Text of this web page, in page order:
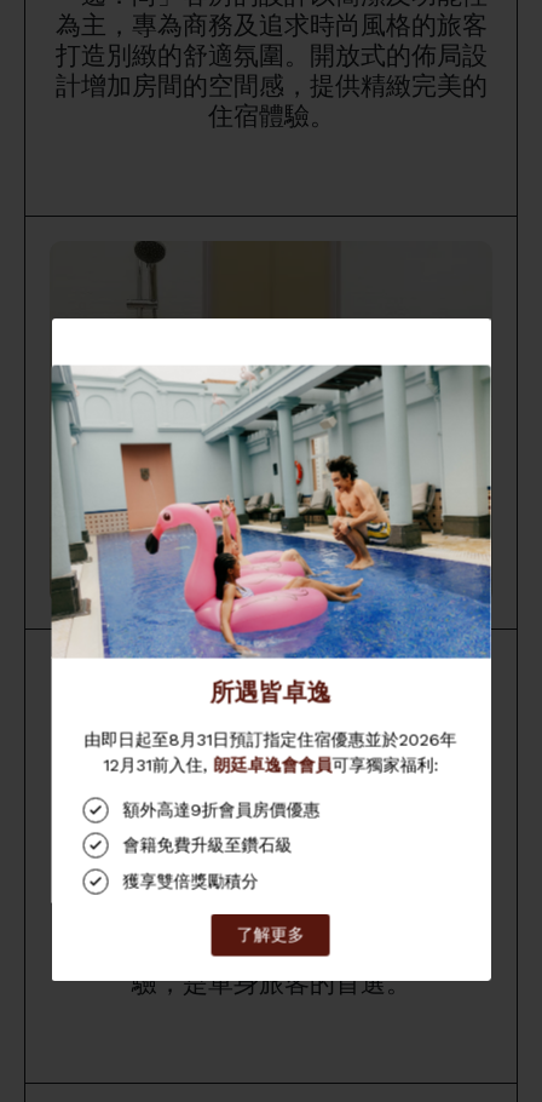
為主，專為商務及追求時尚風格的旅客
打造別緻的舒適氛圍。開放式的佈局設
計增加房間的空間感，提供精緻完美的
住宿體驗。
逸．尚（開放式）
住客 2 人 | 16 至 17 平方米
「逸．尚」開放式客房以現代化的簡約
設計為藍本，房間以開放式作設計增加
空間感，備有活動布簾可分隔睡房，而
時尚的設計更將淋浴間及洗手間隔開，
配搭組合桌櫃，提供清新舒適的住宿體
驗，是單身旅客的首選。